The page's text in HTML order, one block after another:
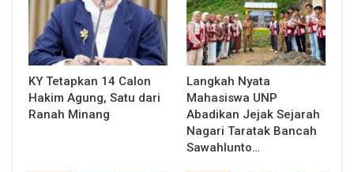
KY Tetapkan 14 Calon
Hakim Agung, Satu dari
Ranah Minang
Langkah Nyata
Mahasiswa UNP
Abadikan Jejak Sejarah
Nagari Taratak Bancah
Sawahlunto…